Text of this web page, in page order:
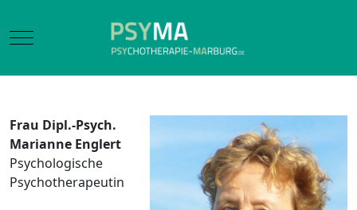
Mobile Menu Toggle
Frau Dipl.-Psych.
Marianne Englert
Psychologische
Psychotherapeutin